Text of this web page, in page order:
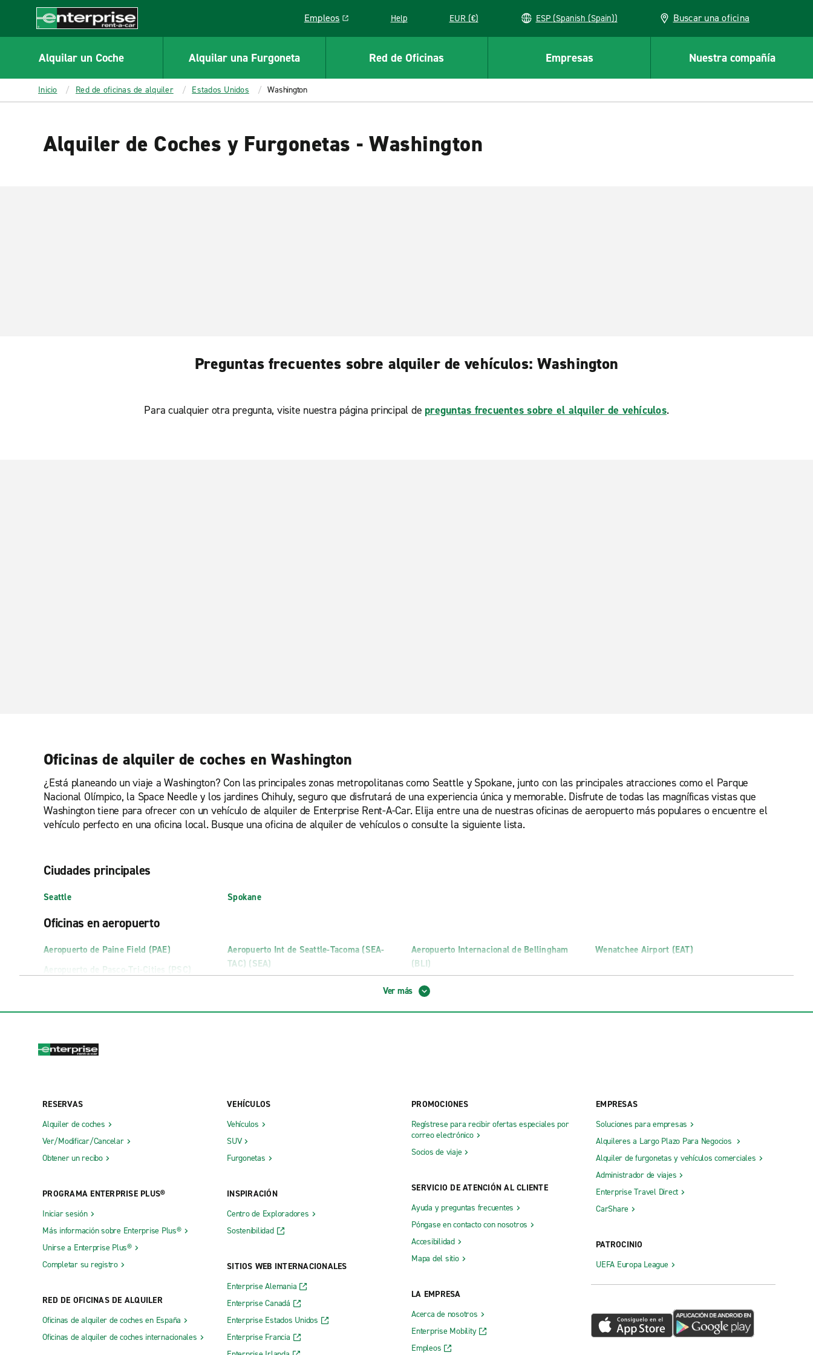
CONTENT
Enterprise
Empleos
Link opens in a new window
Help EUR (€) ESP (Spanish (Spain)) Buscar una oficina
Alquilar un Coche Alquilar una Furgoneta Red de Oficinas Empresas Nuestra compañía
Inicio Red de oficinas de alquiler Estados Unidos Washington
Alquiler de Coches y Furgonetas - Washington
Preguntas frecuentes sobre alquiler de vehículos: Washington
Para cualquier otra pregunta, visite nuestra página principal de preguntas frecuentes sobre el alquiler de vehículos.
Oficinas de alquiler de coches en Washington
¿Está planeando un viaje a Washington? Con las principales zonas metropolitanas como Seattle y Spokane, junto con las principales atracciones como el Parque
Nacional Olímpico, la Space Needle y los jardines Chihuly, seguro que disfrutará de una experiencia única y memorable. Disfrute de todas las magníficas vistas que
Washington tiene para ofrecer con un vehículo de alquiler de Enterprise Rent-A-Car. Elija entre una de nuestras oficinas de aeropuerto más populares o encuentre el
vehículo perfecto en una oficina local. Busque una oficina de alquiler de vehículos o consulte la siguiente lista.
Ciudades principales
Seattle Spokane
Oficinas en aeropuerto
Aeropuerto de Paine Field (PAE)
Aeropuerto de Pasco-Tri-Cities (PSC)
Aeropuerto Int de Seattle-Tacoma (SEA-
TAC) (SEA)
Aeropuerto Internacional de Bellingham
(BLI)
Aeropuerto Internacional de Spokane (GEG)
Wenatchee Airport (EAT)
Bellingham (Exóticos)
Oficinas de ciudad
Aeropuerto de Wenatchee-Pangborn
Memorial - Oficina externa
Oficina externa
Aeropuerto Regional de Walla Walla -
Oficina externa
Anacortes
Auburn
Bellevue, 140th Ave. NE
Bellevue, NE 12th St.
East Vancouver
Ellensburg
Gig Harbor
INTERBAY SEATTLE
Issaquah
Kennewick
Kent
Moses Lake, Bud Clary Auto Group
NE 8th St., Bellevue
Oak Harbor
Olympia, Olympia Auto Mall
Olympia, Pacific Ave. SE
Poulsbo
Seattle, Lake City
Seattle, University District
Shoreline
South Auburn
Spokane N. Division St.
Spokane Uptown
Tacoma S. Washington St.
Ver más
RESERVAS
Alquiler de coches
Ver/Modificar/Cancelar
Obtener un recibo
PROGRAMA ENTERPRISE PLUS®
Iniciar sesión
Más información sobre Enterprise Plus®
Unirse a Enterprise Plus®
Completar su registro
RED DE OFICINAS DE ALQUILER
Oficinas de alquiler de coches en España
Oficinas de alquiler de coches internacionales
VEHÍCULOS
Vehículos
SUV
Furgonetas
INSPIRACIÓN
Centro de Exploradores
Sostenibilidad
SITIOS WEB INTERNACIONALES
Enterprise Alemania
Enterprise Canadá
Enterprise Estados Unidos
Enterprise Francia
PROMOCIONES
Regístrese para recibir ofertas especiales por
correo electrónico
Socios de viaje
SERVICIO DE ATENCIÓN AL CLIENTE
Ayuda y preguntas frecuentes
Póngase en contacto con nosotros
Accesibilidad
Mapa del sitio
LA EMPRESA
Acerca de nosotros
Enterprise Mobility
Empleos
EMPRESAS
Soluciones para empresas
Alquileres a Largo Plazo Para Negocios
Alquiler de furgonetas y vehículos comerciales
Administrador de viajes
Enterprise Travel Direct
CarShare
PATROCINIO
UEFA Europa League